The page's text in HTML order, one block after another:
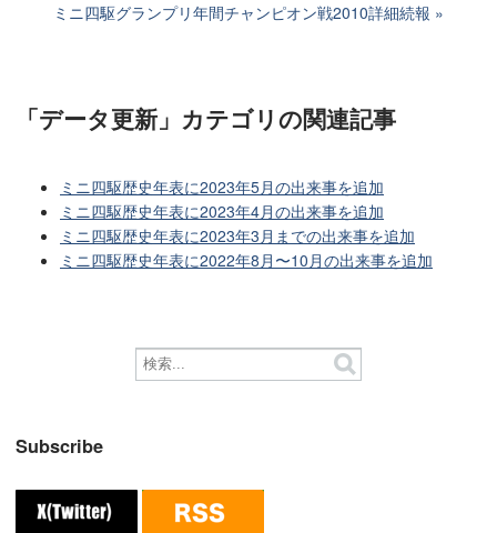
ミニ四駆グランプリ年間チャンピオン戦2010詳細続報
「データ更新」カテゴリの関連記事
ミニ四駆歴史年表に2023年5月の出来事を追加
ミニ四駆歴史年表に2023年4月の出来事を追加
ミニ四駆歴史年表に2023年3月までの出来事を追加
ミニ四駆歴史年表に2022年8月〜10月の出来事を追加
Subscribe